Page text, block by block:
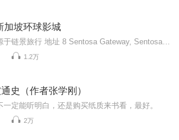
加坡环球影城
1.2万
史（作者张学刚）
一定能听明白，还是购买纸质来书看，最好。
2万